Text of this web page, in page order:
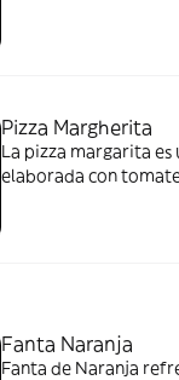
Pizza Margherita
La pizza margarita es
elaborada con
Fanta Naranja
Fanta de Naranja